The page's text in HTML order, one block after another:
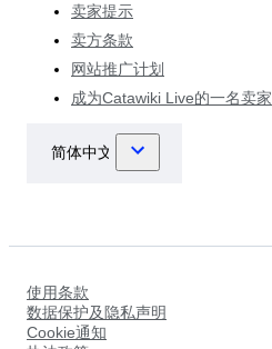
卖家提示
卖方条款
网站推广计划
成为Catawiki Live的一名卖家
使用条款
数据保护及隐私声明
Cookie通知